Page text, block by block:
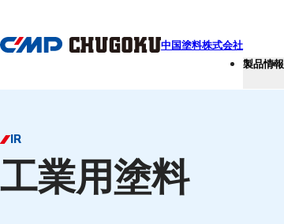
中国塗料株式会社
製品情報
IR
工業用塗料